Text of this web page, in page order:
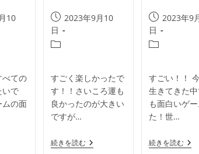
10
べての
いで
ムの面
投
稿
公
2023年9月10
日
投
テ
ゴ
リ
ー:
すごく楽しかったで
す！！さいころ運も
良かったのが大きい
ですが…
続きを読むお
客
投
稿
公
2023年9
日
投
テ
ゴ
リ
ー:
すごい！！
生きてきた
も面白いゲ
た！世…
続きを読むお
客